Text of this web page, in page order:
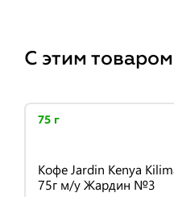
С этим
75 г
Кофе Jardin Kenya
75г м/у Жардин №3